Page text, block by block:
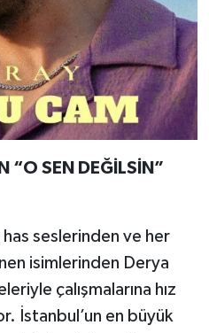
“O SEN DEĞİLSİN”
has seslerinden ve her
isimlerinden Derya
çalışmalarına hız
İstanbul’un en büyük